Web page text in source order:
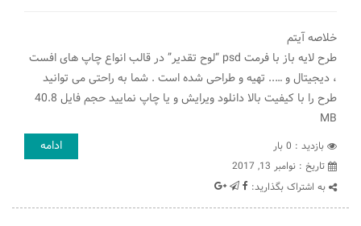
خلاصه آیتم
طرح لایه باز با فرمت psd “لوح تقدیر” در قالب انواع چاپ های افست
، دیجیتال و ….. تهیه و طراحی شده است . شما به راحتی می توانید
طرح را با کیفیت بالا دانلود ویرایش و یا چاپ نمایید حجم فایل 40.8
MB
بازدید : 0 بار
تاريخ : نوامبر 13, 2017
به اشتراک بگذارید:
ادامه